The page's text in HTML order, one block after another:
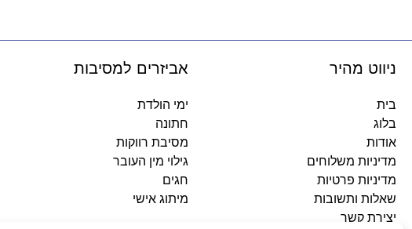
ניווט מהיר
בית
בלוג
אודות
מדיניות משלוחים
מדיניות פרטיות
שאלות ותשובות
יצירת קשר
אביזרים למסיבות
ימי הולדת
חתונה
מסיבת רווקות
גילוי מין העובר
חגים
מיתוג אישי